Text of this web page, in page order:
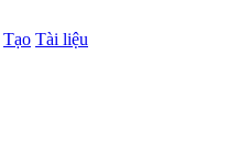
Tạo Tài liệu